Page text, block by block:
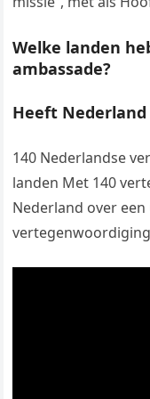
Welke landen
ambassade?
Heeft Nederland
140 Nederlandse
landen Met 140
Nederland over